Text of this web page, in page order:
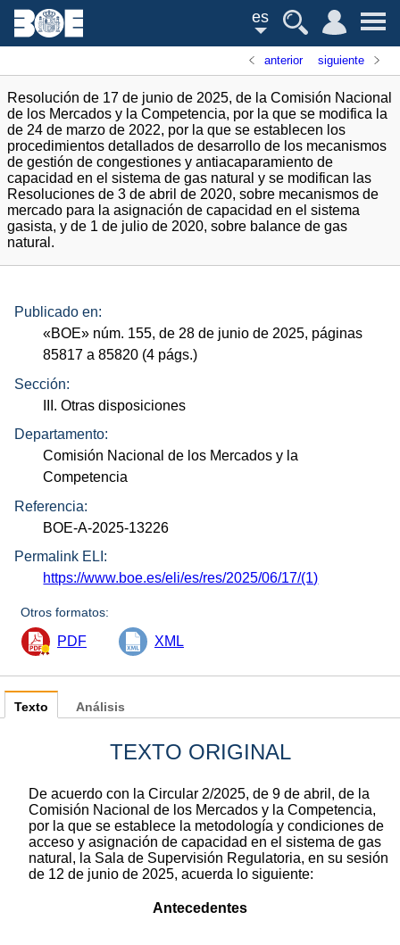
es
anterior siguiente
Resolución de 17 de junio de 2025, de la Comisión Nacional
de los Mercados y la Competencia, por la que se modifica la
de 24 de marzo de 2022, por la que se establecen los
procedimientos detallados de desarrollo de los mecanismos
de gestión de congestiones y antiacaparamiento de
capacidad en el sistema de gas natural y se modifican las
Resoluciones de 3 de abril de 2020, sobre mecanismos de
mercado para la asignación de capacidad en el sistema
gasista, y de 1 de julio de 2020, sobre balance de gas
natural.
Publicado en:
«BOE» núm. 155, de 28 de junio de 2025, páginas
85817 a 85820 (4 págs.)
Sección:
III. Otras disposiciones
Departamento:
Comisión Nacional de los Mercados y la
Competencia
Referencia:
BOE-A-2025-13226
Permalink ELI:
https://www.boe.es/eli/es/res/2025/06/17/(1)
Otros formatos:
PDF XML
Texto
TEXTO ORIGINAL
De acuerdo con la Circular 2/2025, de 9 de abril, de la
Comisión Nacional de los Mercados y la Competencia,
por la que se establece la metodología y condiciones de
acceso y asignación de capacidad en el sistema de gas
natural, la Sala de Supervisión Regulatoria, en su sesión
de 12 de junio de 2025, acuerda lo siguiente:
Antecedentes
Análisis